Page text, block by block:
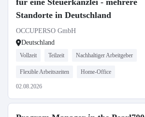
für eine Steuerkanzlei - mehrere
Standorte in Deutschland
OCCUPERSO GmbH
Deutschland
Vollzeit Teilzeit Nachhaltiger Arbeitgeber
Flexible Arbeitszeiten Home-Office
02.08.2026